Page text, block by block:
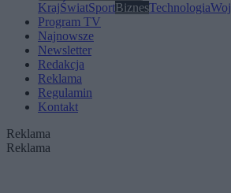
KrajŚwiatSportBiznesTechnologia
Program TV
Najnowsze
Newsletter
Redakcja
Reklama
Regulamin
Kontakt
Reklama
Reklama